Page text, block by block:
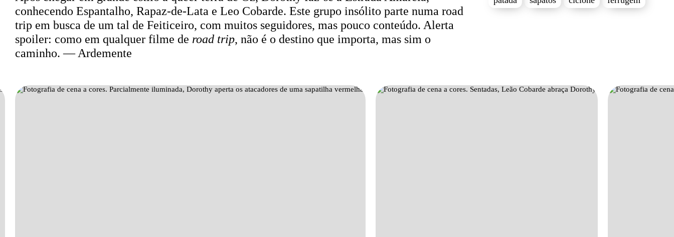
conhecendo Espantalho, Rapaz-de-Lata e Leo Cobarde. Este grupo insólito parte numa road
trip em busca de um tal de Feiticeiro, com muitos seguidores, mas pouco conteúdo. Alerta
spoiler: como em qualquer filme de road trip, não é o destino que importa, mas sim o
caminho. — Ardemente